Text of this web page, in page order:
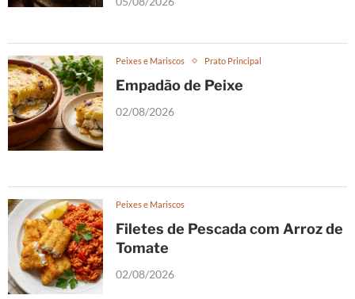
Peixes e Mariscos Prato Principal
Empadão de Peixe
02/08/2026
Peixes e Mariscos
Filetes de Pescada com Arroz de
Tomate
02/08/2026